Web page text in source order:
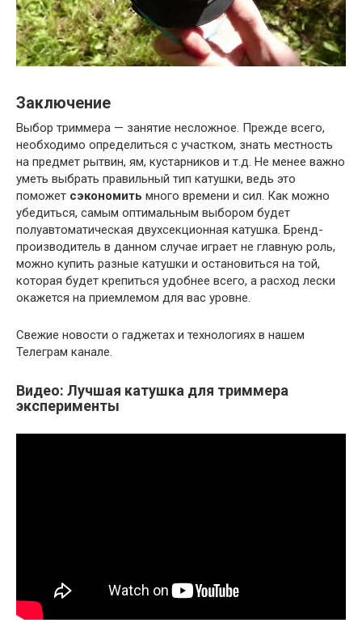
Заключение
Выбор триммера — занятие несложное. Прежде всего,
необходимо определиться с участком, знать местность
на предмет рытвин, ям, кустарников и т.д. Не менее важно
уметь выбрать правильный тип катушки, ведь это
поможет сэкономить много времени и сил. Как можно
убедиться, самым оптимальным выбором будет
полуавтоматическая двухсекционная катушка. Бренд-
производитель в данном случае играет не главную роль,
можно купить разные катушки и остановиться на той,
которая будет крепиться удобнее всего, а расход лески
окажется на приемлемом для вас уровне.
Свежие новости о гаджетах и технологиях в нашем
Телеграм канале.
Видео: Лучшая катушка для триммера
эксперименты